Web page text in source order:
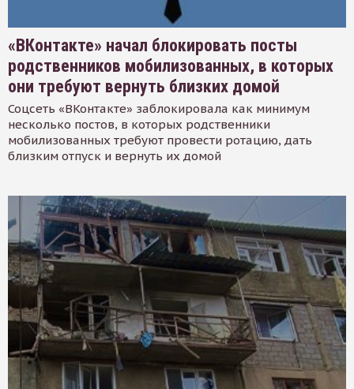
«ВКонтакте» начал блокировать посты
родственников мобилизованных, в которых
они требуют вернуть близких домой
Соцсеть «ВКонтакте» заблокировала как минимум
несколько постов, в которых родственники
мобилизованных требуют провести ротацию, дать
близким отпуск и вернуть их домой